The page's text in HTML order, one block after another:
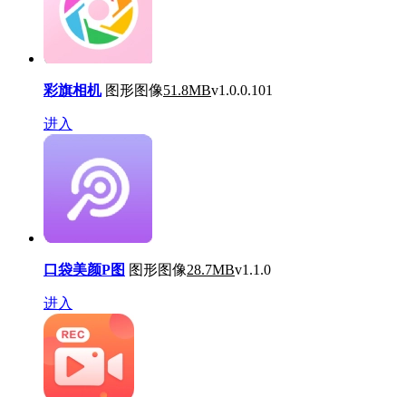
彩旗相机 图形图像51.8MBv1.0.0.101
进入
口袋美颜P图 图形图像28.7MBv1.1.0
进入